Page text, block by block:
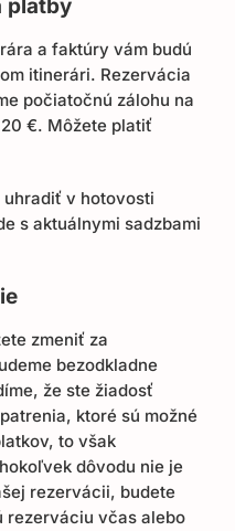
platby
a faktúry vám budú
itinerári. Rezervácia
počiatočnú zálohu na
€. Môžete platiť
v hotovosti
s aktuálnymi sadzbami
zmeniť za
bezodkladne
že ste žiadosť
ktoré sú možné
to však
dôvodu nie je
rezervácii, budete
rezerváciu včas alebo